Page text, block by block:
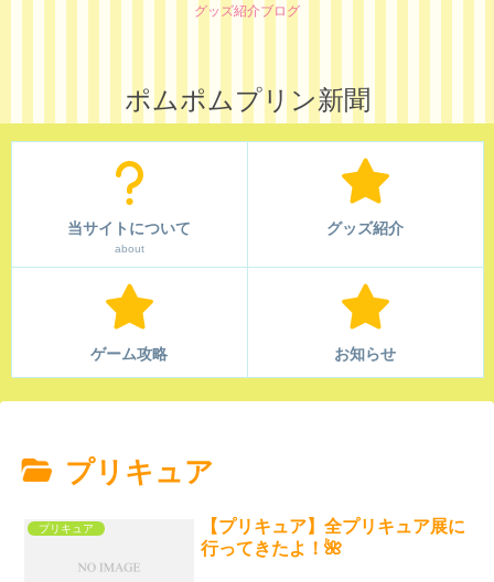
グッズ紹介ブログ
ポムポムプリン新聞
当サイトについて
about
グッズ紹介
ゲーム攻略 お知らせ
プリキュア
プリキュア
【プリキュア】全プリキュア展に
行ってきたよ！🌺